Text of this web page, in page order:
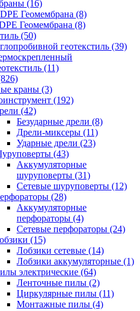
(16)
Геомембрана (8)
Геомембрана (8)
(50)
геотекстиль (39)
(11)
краны (3)
(192)
(42)
Безударные дрели (8)
Дрели-миксеры (11)
Ударные дрели (23)
(43)
Аккумуляторные
шуруповерты (31)
Сетевые шуруповерты (12)
(28)
Аккумуляторные
перфораторы (4)
Сетевые перфораторы (24)
(15)
Лобзики сетевые (14)
Лобзики аккумуляторные (1)
электрические (64)
Ленточные пилы (2)
Циркулярные пилы (11)
Монтажные пилы (4)